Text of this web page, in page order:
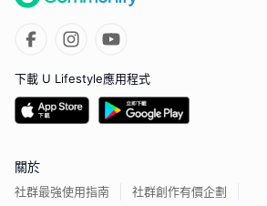
下載 U Lifestyle應用程式
關於
社群最強使用指南 社群創作有價企劃